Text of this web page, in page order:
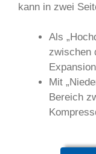
kann in zwei
Als
zwischen
Mit
Bereich